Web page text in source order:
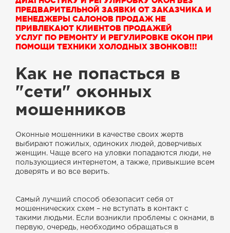
ПРЕДВАРИТЕЛЬНОЙ ЗАЯВКИ ОТ ЗАКАЗЧИКА И
МЕНЕДЖЕРЫ САЛОНОВ ПРОДАЖ НЕ
ПРИВЛЕКАЮТ КЛИЕНТОВ ПРОДАЖЕЙ
УСЛУГ ПО РЕМОНТУ И РЕГУЛИРОВКЕ ОКОН ПРИ
ПОМОЩИ ТЕХНИКИ ХОЛОДНЫХ ЗВОНКОВ!!!
Как не попасться в
"сети" оконных
мошенников
Оконные мошенники в качестве своих жертв
выбирают пожилых, одиноких людей, доверчивых
женщин. Чаще всего на уловки попадаются люди, не
пользующиеся интернетом, а также, привыкшие всем
доверять и во все верить.
Самый лучший способ обезопасит себя от
мошеннических схем – не вступать в контакт с
такими людьми. Если возникли проблемы с окнами, в
первую, очередь, необходимо обращаться в